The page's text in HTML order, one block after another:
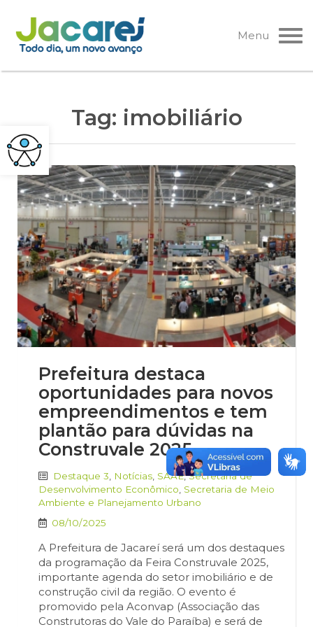
Pular
para
o
Menu
Tag: imobiliário
Prefeitura destaca
oportunidades para novos
empreendimentos e tem
plantão para dúvidas na
Construvale 2025
Destaque 3 Notícias SAAE,Secretaria de
Desenvolvimento Econômico Secretaria de Meio
Ambiente e Planejamento Urbano
08/10/2025
A Prefeitura de Jacareí será um dos destaques
da programação da Feira Construvale 2025,
importante agenda do setor imobiliário e de
construção civil da região. O evento é
promovido pela Aconvap (Associação das
Construtoras do Vale do Paraíba) e será de